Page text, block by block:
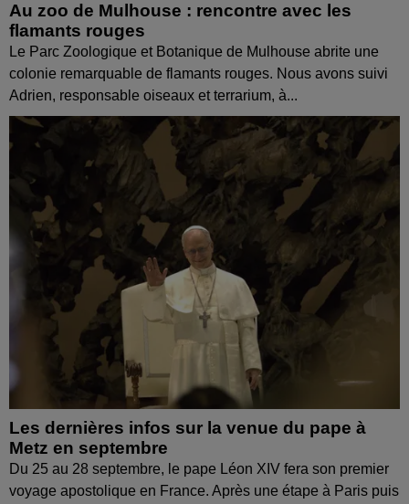
Au zoo de Mulhouse : rencontre avec les
flamants rouges
Le Parc Zoologique et Botanique de Mulhouse abrite une
colonie remarquable de flamants rouges. Nous avons suivi
Adrien, responsable oiseaux et terrarium, à...
Les dernières infos sur la venue du pape à
Metz en septembre
Du 25 au 28 septembre, le pape Léon XIV fera son premier
voyage apostolique en France. Après une étape à Paris puis